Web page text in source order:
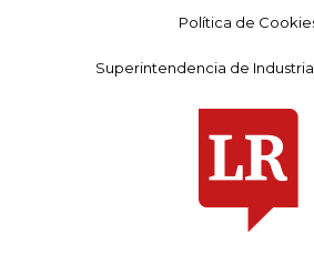
Política de
Superintendencia de